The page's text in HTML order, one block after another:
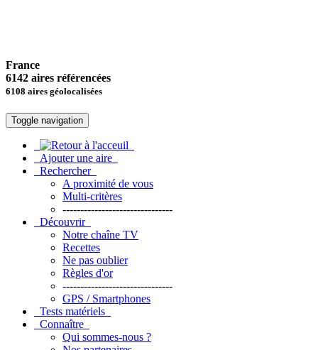
France
6142 aires référencées
6108 aires géolocalisées
Toggle navigation
Ajouter une aire
Rechercher
A proximité de vous
Multi-critères
-------------------------------
Découvrir
Notre chaîne TV
Recettes
Ne pas oublier
Règles d'or
-------------------------------
GPS / Smartphones
Tests matériels
Connaître
Qui sommes-nous ?